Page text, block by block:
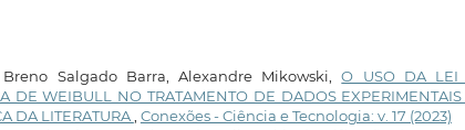
Salgado Barra, Alexandre Mikowski,O USO DA LEI
DE WEIBULL NO TRATAMENTO DE DADOS
DA LITERATURA, Conexões - Ciência e Tecnologia: v. 17 (2023)